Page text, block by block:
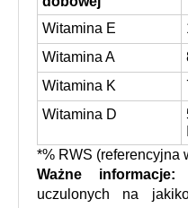
Witamina E
Witamina A
Witamina K
Witamina D
*% RWS (referencyjna
Ważne informacje:
uczulonych na